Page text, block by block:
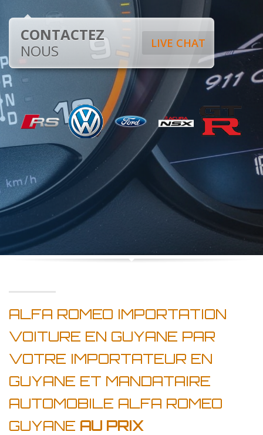
LIVE CHAT
CONTACTEZ
NOUS
ALFA ROMEO IMPORTATION
VOITURE EN GUYANE PAR
VOTRE IMPORTATEUR EN
GUYANE ET MANDATAIRE
AUTOMOBILE ALFA ROMEO
GUYANE AU PRIX